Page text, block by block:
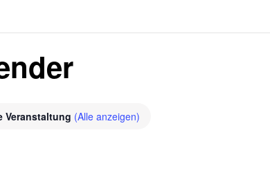
Veranstaltung (Alle anzeigen)